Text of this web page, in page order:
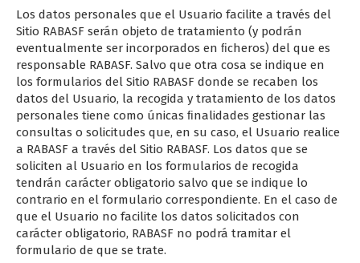
Los datos personales que el Usuario facilite a través del
Sitio RABASF serán objeto de tratamiento (y podrán
eventualmente ser incorporados en ﬁcheros) del que es
responsable RABASF. Salvo que otra cosa se indique en
los formularios del Sitio RABASF donde se recaben los
datos del Usuario, la recogida y tratamiento de los datos
personales tiene como únicas ﬁnalidades gestionar las
consultas o solicitudes que, en su caso, el Usuario realice
a RABASF a través del Sitio RABASF. Los datos que se
soliciten al Usuario en los formularios de recogida
tendrán carácter obligatorio salvo que se indique lo
contrario en el formulario correspondiente. En el caso de
que el Usuario no facilite los datos solicitados con
carácter obligatorio, RABASF no podrá tramitar el
formulario de que se trate.